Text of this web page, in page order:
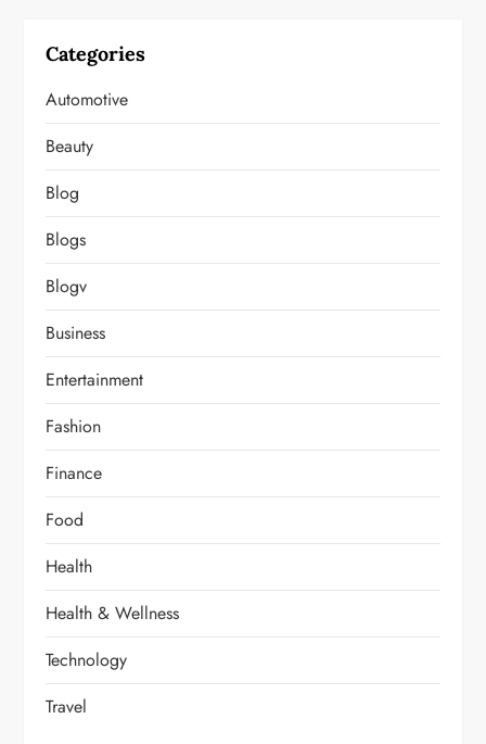
Categories
Automotive
Beauty
Blog
Blogs
Blogv
Business
Entertainment
Fashion
Finance
Food
Health
Health & Wellness
Technology
Travel